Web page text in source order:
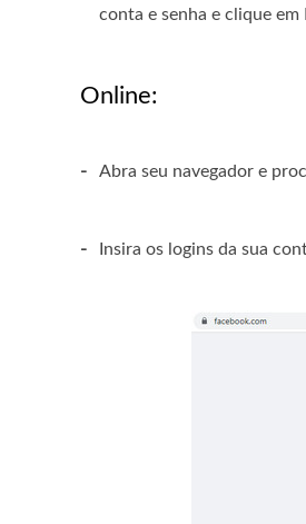
conta e senha e clique em
Online:
- Abra seu navegador e
- Insira os logins da sua